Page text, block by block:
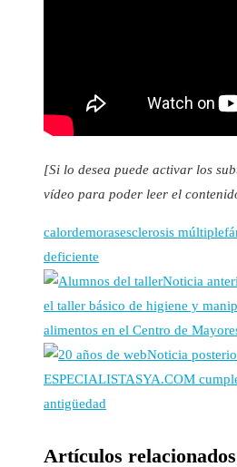
[Si lo desea puede activar los
vídeo para poder leer el
calordemorasesclerosis múltiple
deficiente
Noticia
el taller básico de higiene y
alimentos en el Centro de
Noticia
ESPECIALISTASYA.COM
antigüedad
Artículos relacionados